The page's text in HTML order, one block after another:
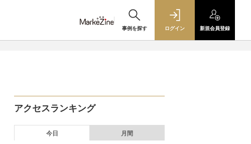
事例を探す ログイン 新規会員登録
アクセスランキング
今日 月間